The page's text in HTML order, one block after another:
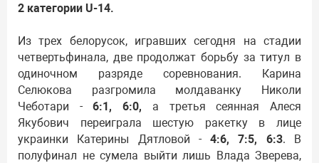
2 категории U-14.
Из трех белорусок, игравших сегодня на стадии
четвертьфинала, две продолжат борьбу за титул в
одиночном разряде соревнования. Карина
Селюкова разгромила молдаванку Николи
Чеботари -6:1, 6:0, а третья сеянная Алеся
Якубович переиграла шестую ракетку в лице
украинки Катерины Дятловой -4:6, 7:5, 6:3. В
полуфинал не сумела выйти лишь Влада Зверева,